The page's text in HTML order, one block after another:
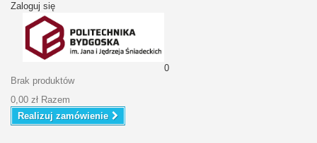
Zaloguj się
0
Brak produktów
0,00 zł Razem
Realizuj zamówienie